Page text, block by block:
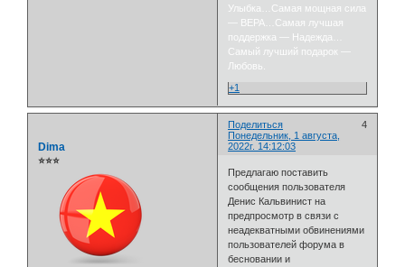
Улыбка…Самая мощная сила
— ВЕРА…Самая лучшая
поддержка — Надежда…
Самый лучший подарок —
Любовь.
+1
Поделиться
4
Понедельник, 1 августа,
2022г. 14:12:03
Dima
⭐⭐⭐
Предлагаю поставить
сообщения пользователя
Денис Кальвинист на
предпросмотр в связи с
неадекватными обвинениями
пользователей форума в
бесновании и